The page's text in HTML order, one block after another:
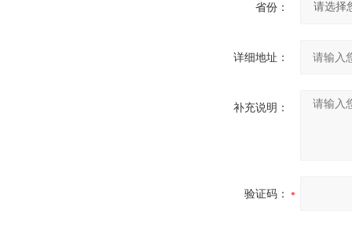
省份：
详细地址：
补充说明：
验证码：